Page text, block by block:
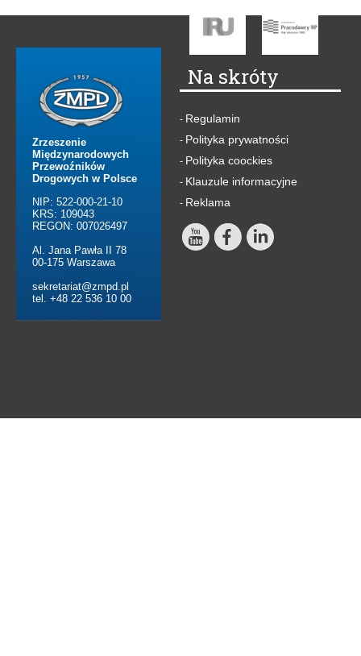
Zrzeszenie
Międzynarodowych
Przewoźników
Drogowych w Polsce
NIP: 522-000-21-10
KRS: 109043
REGON: 007026497
Al. Jana Pawła II 78
00-175 Warszawa
sekretariat@zmpd.pl
tel. +48 22 536 10 00
Na skróty
- Regulamin
- Polityka prywatności
- Polityka coockies
- Klauzule informacyjne
- Reklama